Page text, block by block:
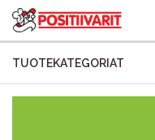
TUOTEKATEGORIAT